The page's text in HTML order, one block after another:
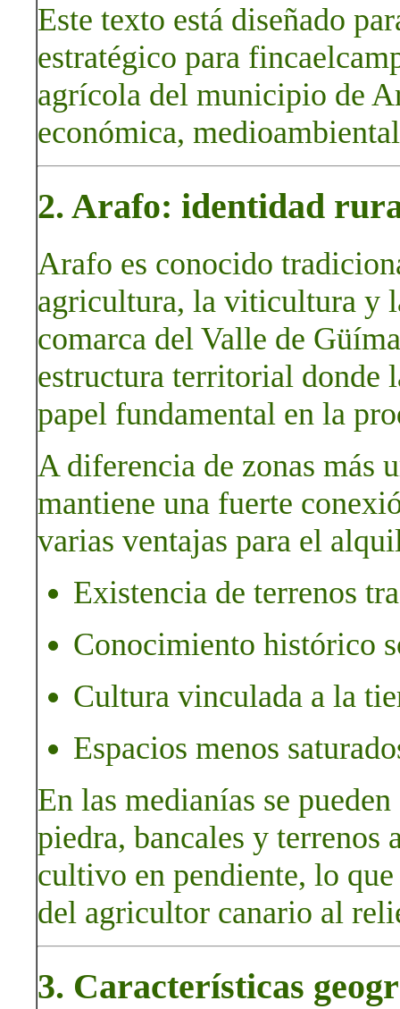
Este texto está diseñado
estratégico para
agrícola del municipio de
económica,
2. Arafo: identidad
Arafo es conocido
agricultura, la viticultura y
comarca del Valle de
estructura territorial donde
papel fundamental en la
A diferencia de zonas más
mantiene una fuerte
varias ventajas para el
Existencia de terrenos
Conocimiento histórico
Cultura vinculada a la
Espacios menos
En las medianías se
piedra, bancales y terrenos
cultivo en pendiente, lo
del agricultor canario al
3. Características